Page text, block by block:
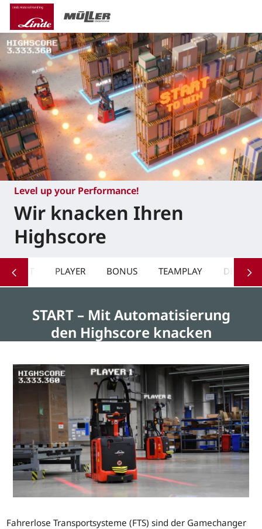
Level up your Performance!
Wir knacken Ihren
Highscore
START PLAYER BONUS TEAMPLAY DEMO
START – Mit Automatisierung
den Highscore knacken
Fahrerlose Transportsysteme (FTS) sind der Gamechanger